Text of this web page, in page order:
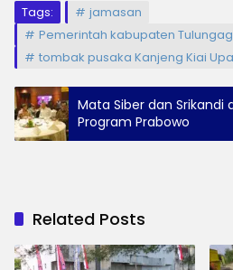
Tags:
jamasan
Pemerintah kabupaten
tombak pusaka Kanjeng Kiai
Mata Siber dan Srikandi
Program Prabowo
Related Posts